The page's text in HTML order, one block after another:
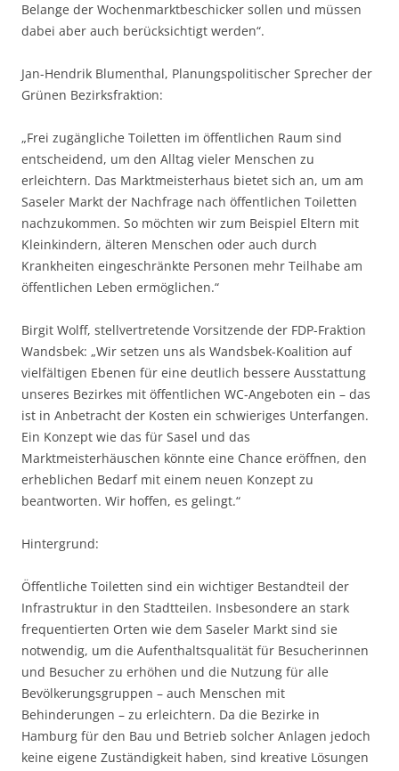
Belange der Wochenmarktbeschicker sollen und müssen
dabei aber auch berücksichtigt werden“.
Jan-Hendrik Blumenthal, Planungspolitischer Sprecher der
Grünen Bezirksfraktion:
„Frei zugängliche Toiletten im öffentlichen Raum sind
entscheidend, um den Alltag vieler Menschen zu
erleichtern. Das Marktmeisterhaus bietet sich an, um am
Saseler Markt der Nachfrage nach öffentlichen Toiletten
nachzukommen. So möchten wir zum Beispiel Eltern mit
Kleinkindern, älteren Menschen oder auch durch
Krankheiten eingeschränkte Personen mehr Teilhabe am
öffentlichen Leben ermöglichen.“
Birgit Wolff, stellvertretende Vorsitzende der FDP-Fraktion
Wandsbek: „Wir setzen uns als Wandsbek-Koalition auf
vielfältigen Ebenen für eine deutlich bessere Ausstattung
unseres Bezirkes mit öffentlichen WC-Angeboten ein – das
ist in Anbetracht der Kosten ein schwieriges Unterfangen.
Ein Konzept wie das für Sasel und das
Marktmeisterhäuschen könnte eine Chance eröffnen, den
erheblichen Bedarf mit einem neuen Konzept zu
beantworten. Wir hoffen, es gelingt.“
Hintergrund:
Öffentliche Toiletten sind ein wichtiger Bestandteil der
Infrastruktur in den Stadtteilen. Insbesondere an stark
frequentierten Orten wie dem Saseler Markt sind sie
notwendig, um die Aufenthaltsqualität für Besucherinnen
und Besucher zu erhöhen und die Nutzung für alle
Bevölkerungsgruppen – auch Menschen mit
Behinderungen – zu erleichtern. Da die Bezirke in
Hamburg für den Bau und Betrieb solcher Anlagen jedoch
keine eigene Zuständigkeit haben, sind kreative Lösungen